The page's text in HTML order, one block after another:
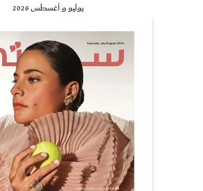
يوليو و أغسطس 2026